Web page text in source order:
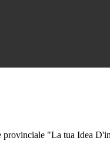
"La tua Idea